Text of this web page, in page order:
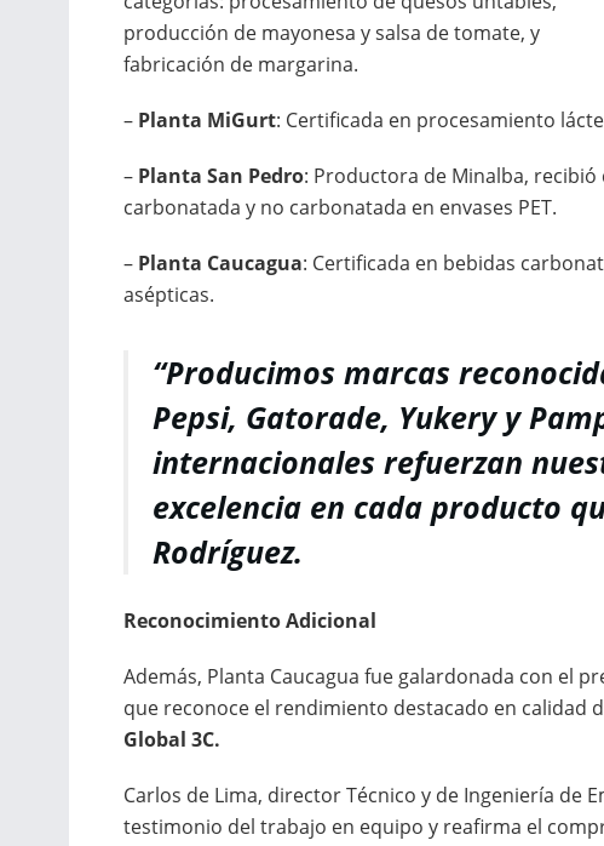
producción de mayonesa y salsa de tomate, y
fabricación de margarina.
– Planta MiGurt: Certificada en procesamiento
– Planta San Pedro: Productora de Minalba,
carbonatada y no carbonatada en envases PET.
– Planta Caucagua: Certificada en bebidas
asépticas.
“Producimos marcas
Pepsi, Gatorade, Yukery y
internacionales refuerzan
excelencia en cada producto
Rodríguez.
Reconocimiento Adicional
Además, Planta Caucagua fue galardonada con el
que reconoce el rendimiento destacado en calidad
Global 3C.
Carlos de Lima, director Técnico y de Ingeniería de
testimonio del trabajo en equipo y reafirma el